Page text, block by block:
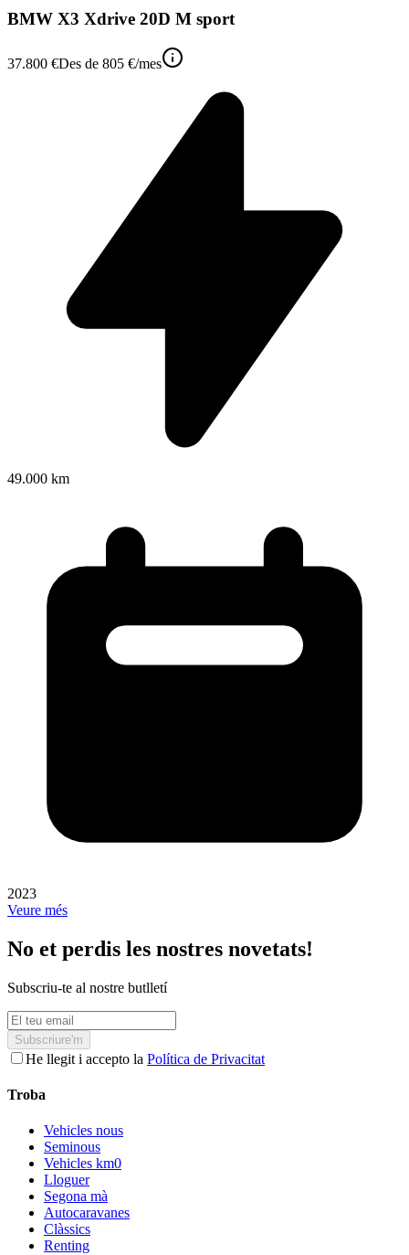
BMW X3 Xdrive 20D M sport
37.800 €Des de 805 €/mes
49.000 km
2023
Veure més
No et perdis les nostres novetats!
Subscriu-te al nostre butlletí
Subscriure'm
He llegit i accepto la Política de Privacitat
Troba
Vehicles nous
Seminous
Vehicles km0
Lloguer
Segona mà
Autocaravanes
Clàssics
Renting